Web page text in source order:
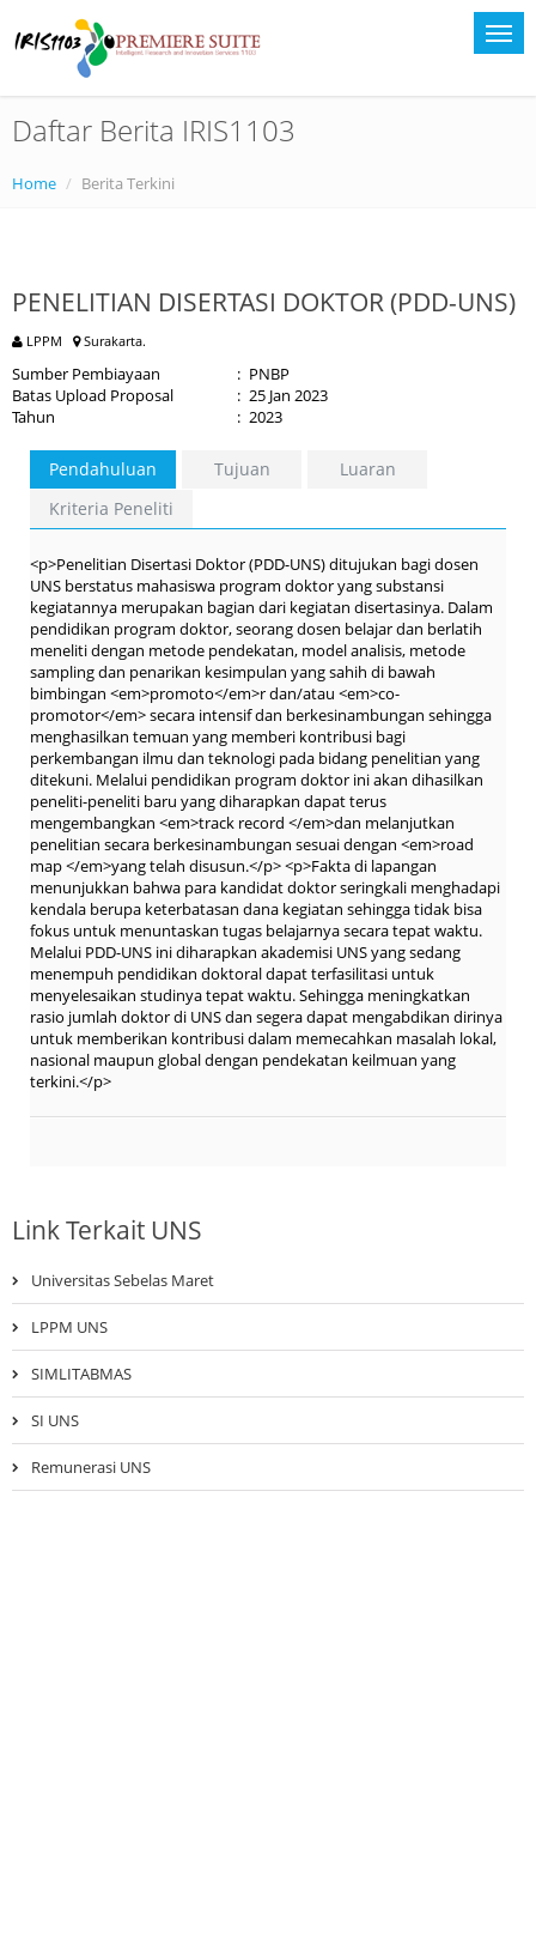
Daftar Berita IRIS1103
Home Berita Terkini
PENELITIAN DISERTASI DOKTOR (PDD-UNS)
LPPM Surakarta.
Sumber Pembiayaan : PNBP
Batas Upload Proposal
: 25 Jan 2023
Tahun
: 2023
Pendahuluan Tujuan
Luaran
Kriteria Peneliti
<p>Penelitian Disertasi Doktor (PDD-UNS) ditujukan bagi dosen
UNS berstatus mahasiswa program doktor yang substansi
kegiatannya merupakan bagian dari kegiatan disertasinya. Dalam
pendidikan program doktor, seorang dosen belajar dan berlatih
meneliti dengan metode pendekatan, model analisis, metode
sampling dan penarikan kesimpulan yang sahih di bawah
bimbingan <em>promoto</em>r dan/atau <em>co-
promotor</em> secara intensif dan berkesinambungan sehingga
menghasilkan temuan yang memberi kontribusi bagi
perkembangan ilmu dan teknologi pada bidang penelitian yang
ditekuni. Melalui pendidikan program doktor ini akan dihasilkan
peneliti-peneliti baru yang diharapkan dapat terus
mengembangkan <em>track record </em>dan melanjutkan
penelitian secara berkesinambungan sesuai dengan <em>road
map </em>yang telah disusun.</p> <p>Fakta di lapangan
menunjukkan bahwa para kandidat doktor seringkali menghadapi
kendala berupa keterbatasan dana kegiatan sehingga tidak bisa
fokus untuk menuntaskan tugas belajarnya secara tepat waktu.
Melalui PDD-UNS ini diharapkan akademisi UNS yang sedang
menempuh pendidikan doktoral dapat terfasilitasi untuk
menyelesaikan studinya tepat waktu. Sehingga meningkatkan
rasio jumlah doktor di UNS dan segera dapat mengabdikan dirinya
untuk memberikan kontribusi dalam memecahkan masalah lokal,
nasional maupun global dengan pendekatan keilmuan yang
terkini.</p>
Link Terkait UNS
Universitas Sebelas Maret
LPPM UNS
SIMLITABMAS
SI UNS
Remunerasi UNS